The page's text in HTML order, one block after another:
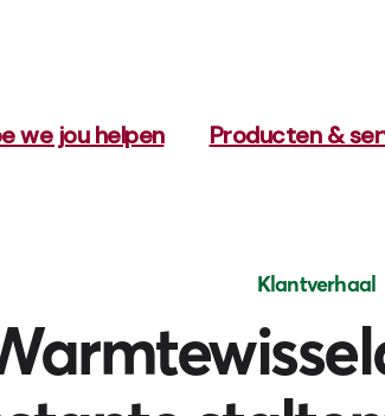
we jou helpen Producten &
Klantverhaal